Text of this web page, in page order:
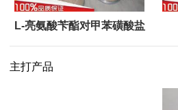
L-亮氨酸苄酯对甲苯磺酸盐
主打产品